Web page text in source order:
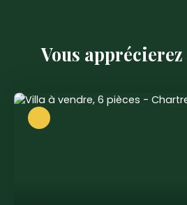
Vous apprécierez